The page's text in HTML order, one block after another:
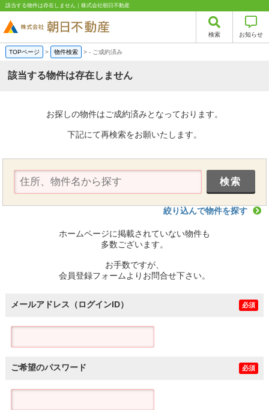
該当する物件は存在しません｜株式会社朝日不動産
検索 お知らせ
TOPページ > 物件検索 >- ご成約済み
該当する物件は存在しません
お探しの物件はご成約済みとなっております。
下記にて再検索をお願いたします。
絞り込んで物件を探す
ホームページに掲載されていない物件も
多数ございます。
お手数ですが、
会員登録フォームよりお問合せ下さい。
メールアドレス（ログインID） 必須
ご希望のパスワード 必須